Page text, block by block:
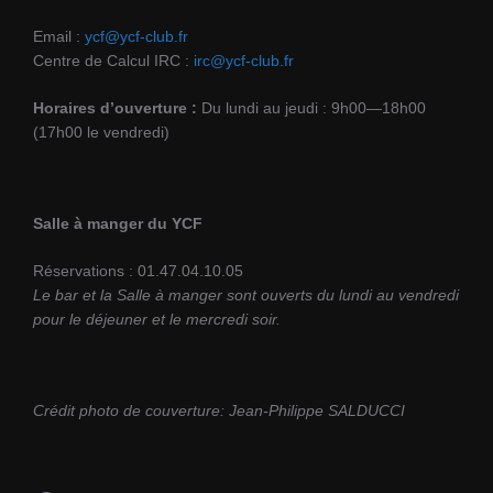
Email : ycf@ycf-club.fr
Centre de Calcul IRC : irc@ycf-club.fr
Horaires d’ouverture : Du lundi au jeudi : 9h00—18h00
(17h00 le vendredi)
Salle à manger du YCF
Réservations : 01.47.04.10.05
Le bar et la Salle à manger sont ouverts du lundi au vendredi
pour le déjeuner et le mercredi soir.
Crédit photo de couverture: Jean-Philippe SALDUCCI